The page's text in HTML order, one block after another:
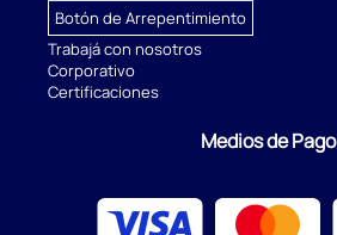
Botón de Arrepentimiento
Trabajá con nosotros
Corporativo
Certificaciones
Medios de Pago